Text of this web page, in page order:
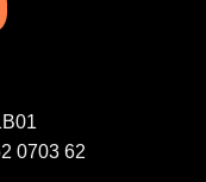
0703 62